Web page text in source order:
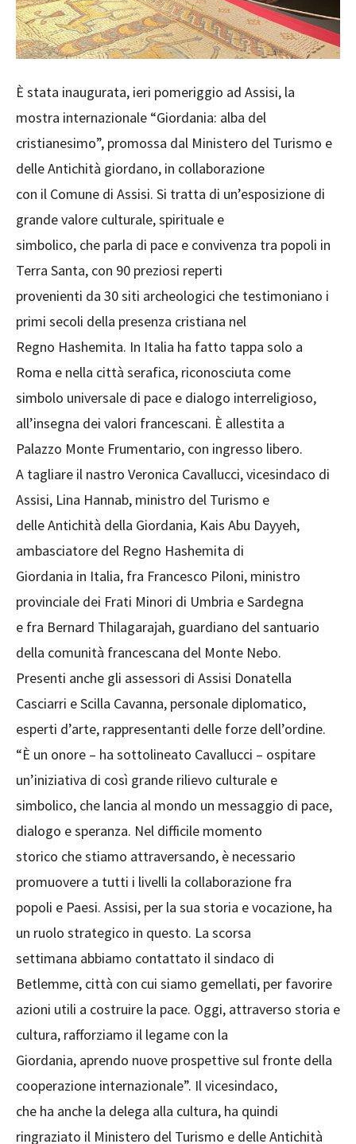
È stata inaugurata, ieri pomeriggio ad Assisi, la
mostra internazionale “Giordania: alba del
cristianesimo”, promossa dal Ministero del Turismo e
delle Antichità giordano, in collaborazione
con il Comune di Assisi. Si tratta di un’esposizione di
grande valore culturale, spirituale e
simbolico, che parla di pace e convivenza tra popoli in
Terra Santa, con 90 preziosi reperti
provenienti da 30 siti archeologici che testimoniano i
primi secoli della presenza cristiana nel
Regno Hashemita. In Italia ha fatto tappa solo a
Roma e nella città serafica, riconosciuta come
simbolo universale di pace e dialogo interreligioso,
all’insegna dei valori francescani. È allestita a
Palazzo Monte Frumentario, con ingresso libero.
A tagliare il nastro Veronica Cavallucci, vicesindaco di
Assisi, Lina Hannab, ministro del Turismo e
delle Antichità della Giordania, Kais Abu Dayyeh,
ambasciatore del Regno Hashemita di
Giordania in Italia, fra Francesco Piloni, ministro
provinciale dei Frati Minori di Umbria e Sardegna
e fra Bernard Thilagarajah, guardiano del santuario
della comunità francescana del Monte Nebo.
Presenti anche gli assessori di Assisi Donatella
Casciarri e Scilla Cavanna, personale diplomatico,
esperti d’arte, rappresentanti delle forze dell’ordine.
“È un onore – ha sottolineato Cavallucci – ospitare
un’iniziativa di così grande rilievo culturale e
simbolico, che lancia al mondo un messaggio di pace,
dialogo e speranza. Nel difficile momento
storico che stiamo attraversando, è necessario
promuovere a tutti i livelli la collaborazione fra
popoli e Paesi. Assisi, per la sua storia e vocazione, ha
un ruolo strategico in questo. La scorsa
settimana abbiamo contattato il sindaco di
Betlemme, città con cui siamo gemellati, per favorire
azioni utili a costruire la pace. Oggi, attraverso storia e
cultura, rafforziamo il legame con la
Giordania, aprendo nuove prospettive sul fronte della
cooperazione internazionale”. Il vicesindaco,
che ha anche la delega alla cultura, ha quindi
ringraziato il Ministero del Turismo e delle Antichità